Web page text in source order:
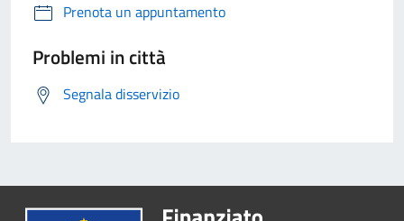
Prenota un appuntamento
Problemi in città
Segnala disservizio